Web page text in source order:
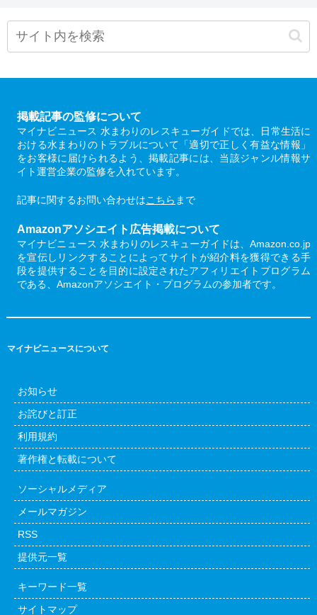
掲載記事の監修について
マイナビニュース 水まわりのレスキューガイドでは、日常生活に
おける水まわりのトラブルについて「適切で正しく有益な情報」
をお客様に届けられるよう、掲載記事には、当該ジャンル情報サ
イト運営企業の監修を入れています。
記事に関するお問い合わせはこちら まで
Amazonアソシエイト広告掲載について
マイナビニュース 水まわりのレスキューガイドは、Amazon.co.jp
を宣伝しリンクすることによってサイトが紹介料を獲得できる手
段を提供することを目的に設定されたアフィリエイトプログラム
である、Amazonアソシエイト・プログラムの参加者です。
マイナビニュースについて
お知らせ
お詫びと訂正
利用規約
著作権と転載について
ソーシャルメディア
メールマガジン
RSS
提供元一覧
キーワード一覧
サイトマップ